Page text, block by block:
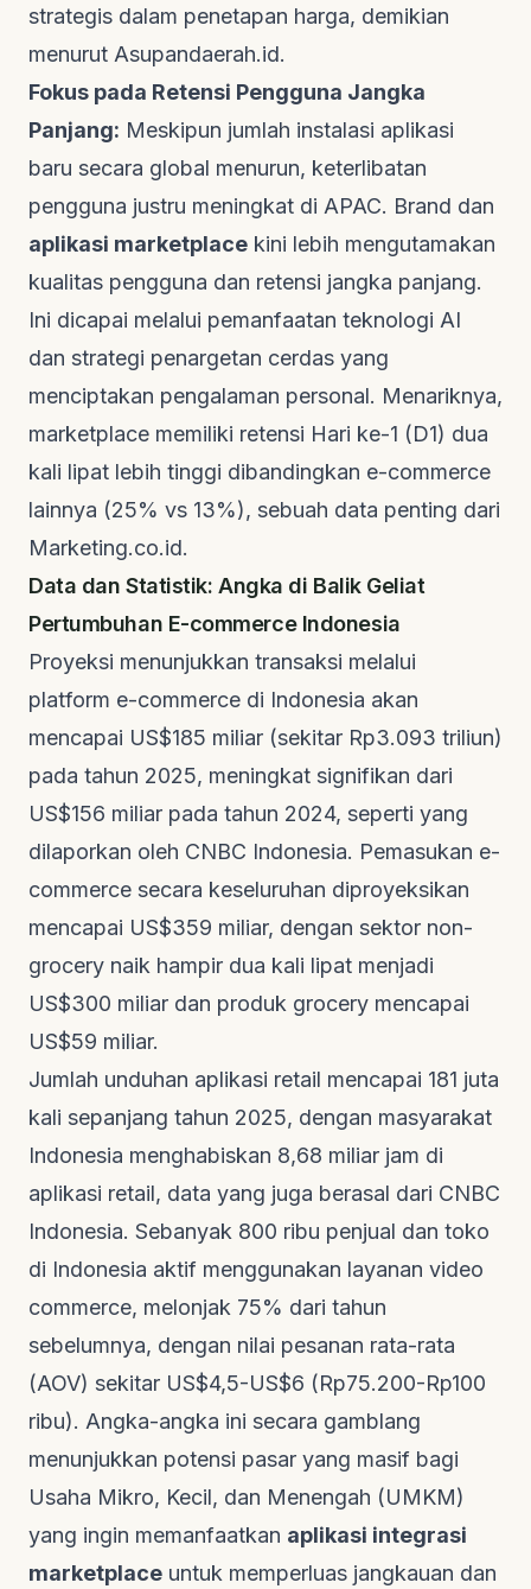
strategis dalam penetapan harga, demikian
menurut Asupandaerah.id.
Fokus pada Retensi Pengguna Jangka
Panjang: Meskipun jumlah instalasi aplikasi
baru secara global menurun, keterlibatan
pengguna justru meningkat di APAC. Brand dan
aplikasi marketplace kini lebih mengutamakan
kualitas pengguna dan retensi jangka panjang.
Ini dicapai melalui pemanfaatan teknologi AI
dan strategi penargetan cerdas yang
menciptakan pengalaman personal. Menariknya,
marketplace memiliki retensi Hari ke-1 (D1) dua
kali lipat lebih tinggi dibandingkan e-commerce
lainnya (25% vs 13%), sebuah data penting dari
Marketing.co.id.
Data dan Statistik: Angka di Balik Geliat
Pertumbuhan E-commerce Indonesia
Proyeksi menunjukkan transaksi melalui
platform e-commerce di Indonesia akan
mencapai US$185 miliar (sekitar Rp3.093 triliun)
pada tahun 2025, meningkat signifikan dari
US$156 miliar pada tahun 2024, seperti yang
dilaporkan oleh CNBC Indonesia. Pemasukan e-
commerce secara keseluruhan diproyeksikan
mencapai US$359 miliar, dengan sektor non-
grocery naik hampir dua kali lipat menjadi
US$300 miliar dan produk grocery mencapai
US$59 miliar.
Jumlah unduhan aplikasi retail mencapai 181 juta
kali sepanjang tahun 2025, dengan masyarakat
Indonesia menghabiskan 8,68 miliar jam di
aplikasi retail, data yang juga berasal dari CNBC
Indonesia. Sebanyak 800 ribu penjual dan toko
di Indonesia aktif menggunakan layanan video
commerce, melonjak 75% dari tahun
sebelumnya, dengan nilai pesanan rata-rata
(AOV) sekitar US$4,5-US$6 (Rp75.200-Rp100
ribu). Angka-angka ini secara gamblang
menunjukkan potensi pasar yang masif bagi
Usaha Mikro, Kecil, dan Menengah (UMKM)
yang ingin memanfaatkan aplikasi integrasi
marketplace untuk memperluas jangkauan dan